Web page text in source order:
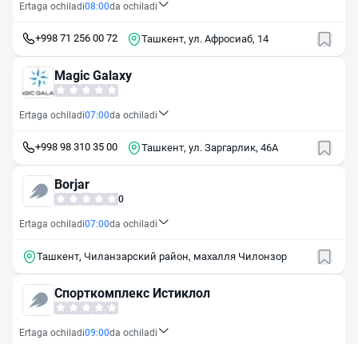
Ertaga ochiladi08:00da ochiladi
+998 71 256 00 72 Ташкент, ул. Афросиаб, 14
Magic Galaxy
Ertaga ochiladi07:00da ochiladi
+998 98 310 35 00 Ташкент, ул. Заргарлик, 46А
Borjar
0
Ertaga ochiladi07:00da ochiladi
Ташкент, Чиланзарский район, махалля Чилонзор
Спорткомплекс Истиклол
Ertaga ochiladi09:00da ochiladi